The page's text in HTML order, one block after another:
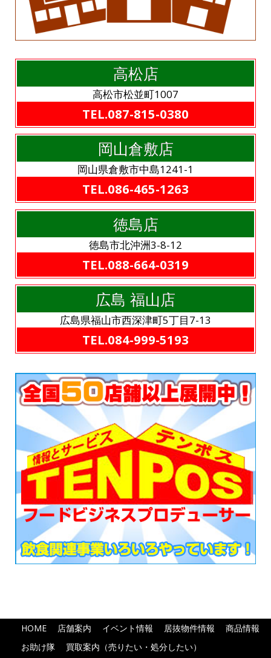
高松店
高松市松並町1007
TEL.087-815-0380
岡山倉敷店
岡山県倉敷市中島1241-1
TEL.086-465-1263
徳島店
徳島市北沖洲3-8-12
TEL.088-664-0319
広島 福山店
広島県福山市西深津町5丁目7-13
TEL.084-999-5193
HOME 店舗案内 イベント情報 居抜物件情報
商品情報
お助け隊
買取案内（売りたい・処分したい）